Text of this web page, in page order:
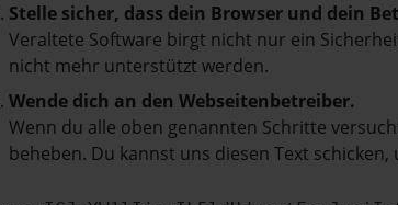
Stelle sicher, dass dein Browser und dein
Veraltete Software birgt nicht nur ein
nicht mehr unterstützt werden.
Wende dich an den Webseitenbetreiber.
Wenn du alle oben genannten Schritte
beheben. Du kannst uns diesen Text